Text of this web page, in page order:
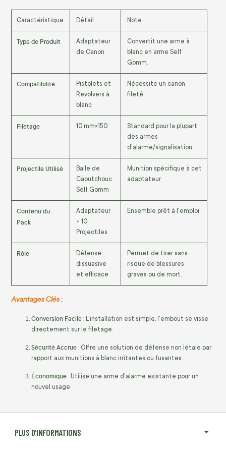
PLUS D'INFORMATIONS
Caractéristique Détail Note
Type de Produit
Adaptateur
de Canon
Convertit une arme à
blanc en arme Self
Gomm.
Compatibilité
Pistolets et
Revolvers à
blanc
Nécessite un canon
fileté.
Filetage 10 mm×150
Standard pour la plupart
des armes
d'alarme/signalisation.
Projectile Utilisé
Balle de
Caoutchouc
Self Gomm
Munition spécifique à cet
adaptateur.
Contenu du
Pack
Adaptateur
+ 10
Projectiles
Ensemble prêt à l'emploi.
Rôle
Défense
dissuasive
et efficace
Permet de tirer sans
risque de blessures
graves ou de mort.
Avantages Clés :
Conversion Facile : L'installation est simple, l'embout se visse
directement sur le filetage.
Sécurité Accrue : Offre une solution de défense non létale par
rapport aux munitions à blanc irritantes ou fusantes.
Économique : Utilise une arme d'alarme existante pour un
nouvel usage.